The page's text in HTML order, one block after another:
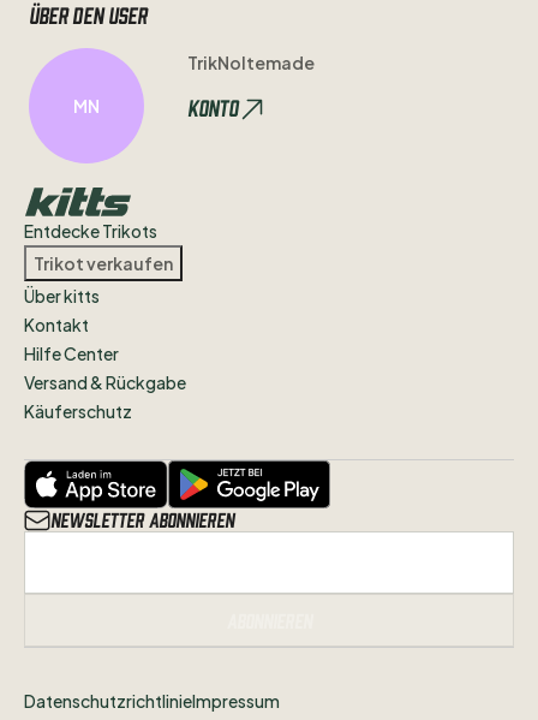
Über den user
MN
TrikNoltemade
Konto
Entdecke Trikots
Trikot verkaufen
Über kitts
Kontakt
Hilfe Center
Versand & Rückgabe
Käuferschutz
Newsletter abonnieren
DatenschutzrichtlinieImpressum